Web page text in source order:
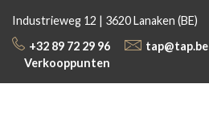
Industrieweg 12 | 3620 Lanaken (BE)
+32 89 72 29 96
tap@tap.be
Verkooppunten